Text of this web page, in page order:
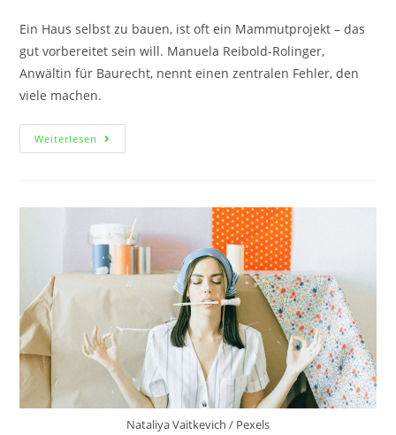
Ein Haus selbst zu bauen, ist oft ein Mammutprojekt – das
gut vorbereitet sein will. Manuela Reibold-Rolinger,
Anwältin für Baurecht, nennt einen zentralen Fehler, den
viele machen.
Weiterlesen
Nataliya Vaitkevich / Pexels